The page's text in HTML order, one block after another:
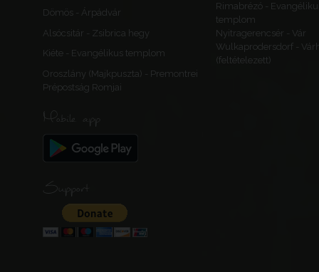
Dömös - Árpádvár
Rimabrézó -
templom
Alsócsitár - Zsibrica hegy
Nyitragerencsér - Vár
Kiéte - Evangélikus templom
Wulkaprodersdorf -
(feltételezett)
Oroszlány (Majkpuszta) - Premontrei
Prépostság Romjai
Mobile app
Support